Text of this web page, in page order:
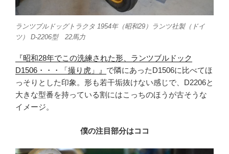
ランツブルドッグトラクタ 1954年（昭和29）ランツ社製（ドイ
ツ） D-2206型 22馬力
『昭和28年でこの洗練された形、ランツブルドック
D1506・・・「撮り虎」』 で隣にあったD1506に比べてほ
っそりとした印象。形も若干垢抜けない感じで、D2206と
大きな型番を持っている割にはこっちのほうが古そうな
イメージ。
僕の注目部分はココ